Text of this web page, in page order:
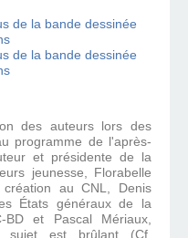
des auteurs lors des
programme de l'après-
et présidente de la
jeunesse, Florabelle
au CNL, Denis
États généraux de la
BD et Pascal Mériaux,
sujet est brûlant (Cf.